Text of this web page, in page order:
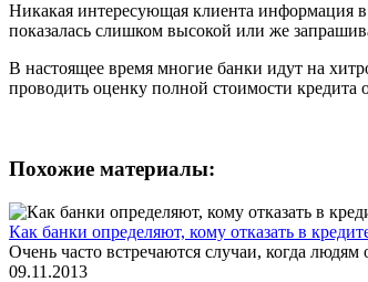
Никакая интересующая клиента информация
показалась слишком высокой или же
В настоящее время многие банки идут на
проводить оценку полной стоимости кредита
Похожие материалы:
Как банки определяют, кому отказать в
Очень часто встречаются случаи, когда
09.11.2013